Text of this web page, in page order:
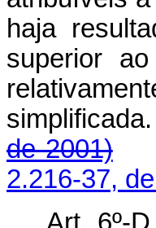
haja
superior
de 2001)
2.216-37,